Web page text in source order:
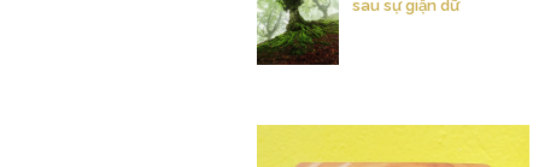
sau sự giận dữ